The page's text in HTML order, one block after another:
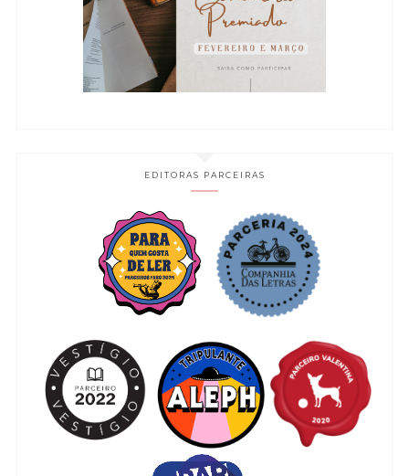
EDITORAS PARCEIRAS